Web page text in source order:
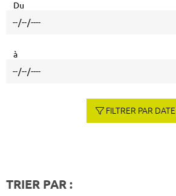
Du
à
FILTRER PAR DATE
TRIER PAR :